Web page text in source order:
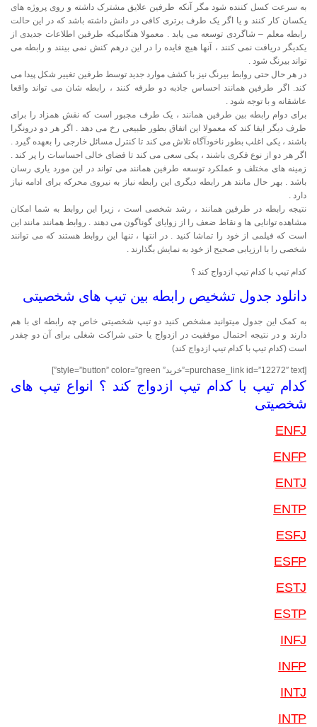
به سرعت کسل کننده شود مگر آنکه طرفین علایق مشترک داشته و روی پروژه های
یکسان کار کنند و یا اگر یک طرف برتری کافی در دانش داشته باشد که در این حالت
رابطه معلم – شاگردی توسعه می یابد . معمولا هنگامیکه طرفین اطلاعات جدیدی از
یکدیگر دریافت نمی کنند ، آنها هیچ فایده را در این درهم کنش نمی بینند و رابطه می
تواند بیرنگ شود .
در هر حال حتی روابط بیرنگ نیز با کشف موارد جدید توسط طرفین تغییر شکل پیدا می
کند. اگر طرفین همانند احساس جاذبه دو طرفه کنند ، رابطه شان می تواند واقعا
عاشقانه و با توجه شود .
برای دوام رابطه بین طرفین همانند ، یک طرف مجبور است که نقش همزاد را برای
طرف دیگر ایفا کند که معمولا این اتفاق بطور طبیعی رخ می دهد . اگر هر دو درونگرا
باشند ، یکی اغلب بطور ناخودآگاه تلاش می کند تا کنترل مسائل خارجی را بعهده گیرد .
اگر هر دو از نوع فکری باشند ، یکی سعی می کند تا فضای خالی احساسات را پر کند .
زمینه های مختلف و عملکرد توسعه طرفین همانند می تواند در این مورد یاری رسان
باشد . بهر حال مانند هر رابطه دیگری این رابطه نیاز به نیروی محرکه برای ادامه نیاز
دارد .
نتیجه رابطه در طرفین همانند ، رشد شخصی است ، زیرا این روابط به شما امکان
مشاهده توانایی ها و نقاط ضعف را از زوایای گوناگون می دهند . روابط همانند مانند این
است که فیلمی از خود را تماشا کنید . در انتها ، تنها این روابط هستند که می توانند
شخصی را با ارزیابی صحیح از خود به نمایش بگذارند .
کدام تیپ با کدام تیپ ازدواج کند ؟
دانلود جدول تشخیص رابطه بین تیپ های شخصیتی
به کمک این جدول میتوانید مشخص کنید دو تیپ شخصیتی خاص چه رابطه ای با هم
دارند و در نتیجه احتمال موفقیت در ازدواج یا حتی شراکت شغلی برای آن دو چقدر
است (کدام تیپ با کدام تیپ ازدواج کند)
[purchase_link id=”12272″ text=”خرید” style=”button” color=”green”]
کدام تیپ با کدام تیپ ازدواج کند ؟ انواع تیپ های
شخصیتی
ENFJ
ENFP
ENTJ
ENTP
ESFJ
ESFP
ESTJ
ESTP
INFJ
INFP
INTJ
INTP